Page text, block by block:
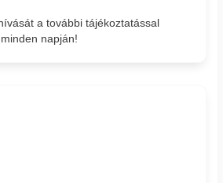
a további tájékoztatással
napján!